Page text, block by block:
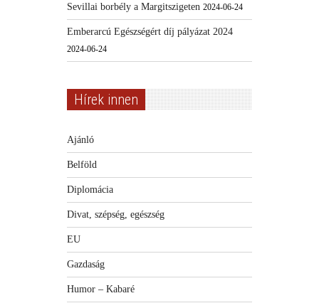
Sevillai borbély a Margitszigeten 2024-06-24
Emberarcú Egészségért díj pályázat 2024
2024-06-24
Hírek innen
Ajánló
Belföld
Diplomácia
Divat, szépség, egészség
EU
Gazdaság
Humor – Kabaré